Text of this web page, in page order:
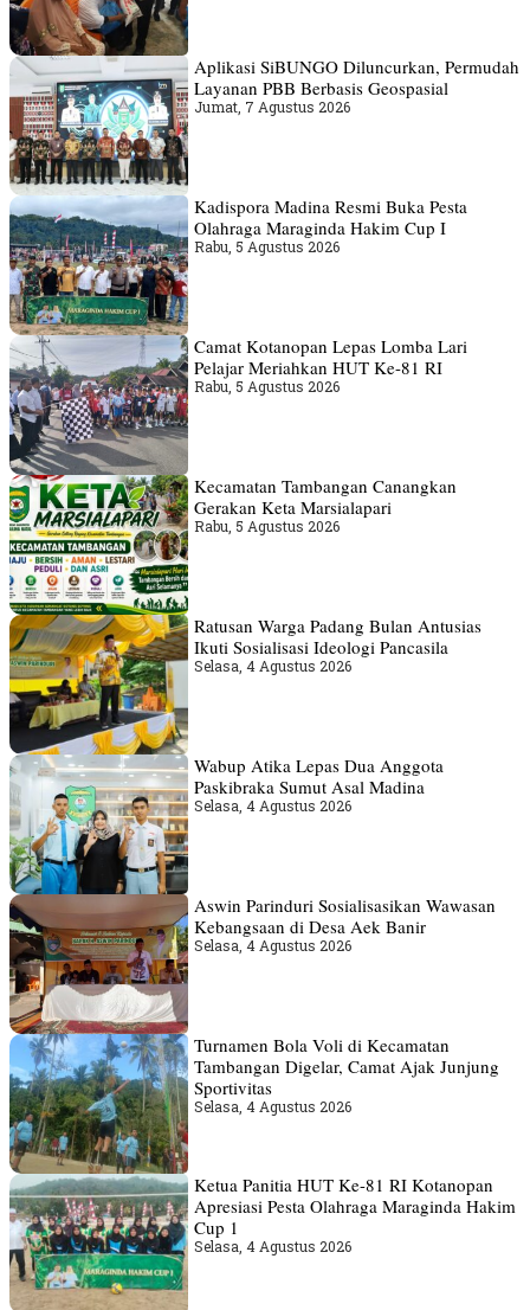
Aplikasi SiBUNGO Diluncurkan, Permudah
Layanan PBB Berbasis Geospasial
Jumat, 7 Agustus 2026
Kadispora Madina Resmi Buka Pesta
Olahraga Maraginda Hakim Cup I
Rabu, 5 Agustus 2026
Camat Kotanopan Lepas Lomba Lari
Pelajar Meriahkan HUT Ke-81 RI
Rabu, 5 Agustus 2026
Kecamatan Tambangan Canangkan
Gerakan Keta Marsialapari
Rabu, 5 Agustus 2026
Ratusan Warga Padang Bulan Antusias
Ikuti Sosialisasi Ideologi Pancasila
Selasa, 4 Agustus 2026
Wabup Atika Lepas Dua Anggota
Paskibraka Sumut Asal Madina
Selasa, 4 Agustus 2026
Aswin Parinduri Sosialisasikan Wawasan
Kebangsaan di Desa Aek Banir
Selasa, 4 Agustus 2026
Turnamen Bola Voli di Kecamatan
Tambangan Digelar, Camat Ajak Junjung
Sportivitas
Selasa, 4 Agustus 2026
Ketua Panitia HUT Ke-81 RI Kotanopan
Apresiasi Pesta Olahraga Maraginda Hakim
Cup 1
Selasa, 4 Agustus 2026